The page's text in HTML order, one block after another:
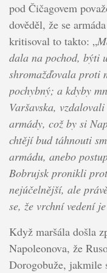
pod Čičagovem
dověděl, že se
kritisoval to takto: „
dala na pochod, býti
shromažďovala proti
pochybný; a kdyby
Varšavska,
armády, což by si
chtějí bud táhnouti
armádu, anebo
Bobrujsk pronikli
nejúčelnější, ale
se, že vrchní vedení
Když maršála došla
Napoleonova, že
Dorogobuže, jakmile